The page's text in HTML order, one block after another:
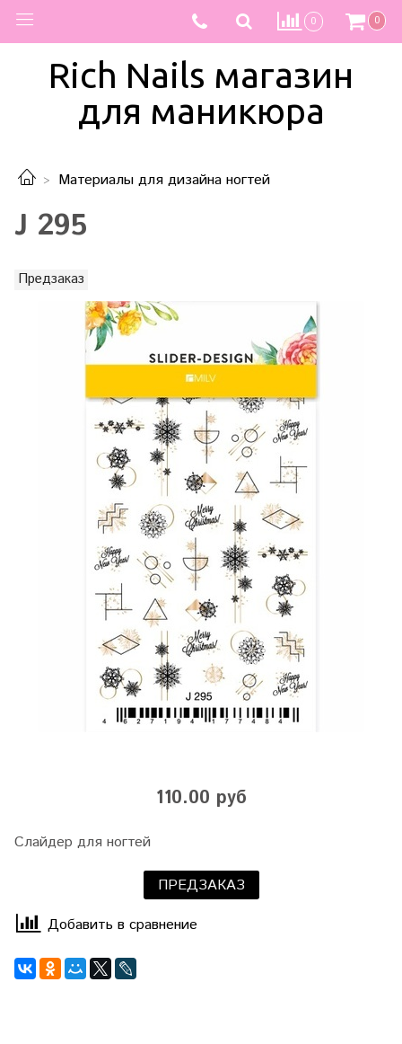
0 0
Rich Nails магазин
для маникюра
Материалы для дизайна ногтей
J 295
Предзаказ
110.00 руб
Слайдер для ногтей
ПРЕДЗАКАЗ
Добавить в сравнение